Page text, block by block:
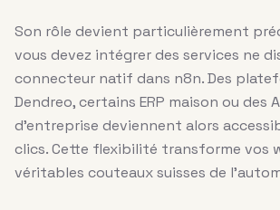
Son rôle devient particulièrement
vous devez intégrer des services ne
connecteur natif dans n8n. Des
Dendreo, certains ERP maison ou des
d’entreprise deviennent alors
clics. Cette flexibilité transforme vos
véritables couteaux suisses de